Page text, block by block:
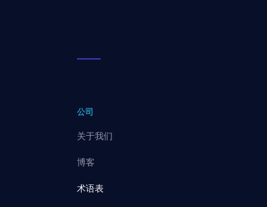
公司
关于我们
博客
术语表